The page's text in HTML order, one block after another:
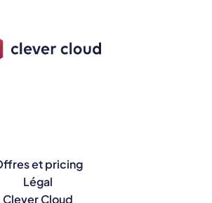
et pricing
Légal
Clever Cloud